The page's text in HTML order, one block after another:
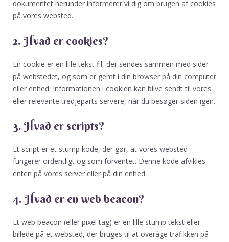
dokumentet herunder informerer vi dig om brugen af ​​cookies
på vores websted.
2. Hvad er cookies?
En cookie er en lille tekst fil, der sendes sammen med sider
på webstedet, og som er gemt i din browser på din computer
eller enhed. Informationen i cookien kan blive sendt til vores
eller relevante tredjeparts servere, når du besøger siden igen.
3. Hvad er scripts?
Et script er et stump kode, der gør, at vores websted
fungerer ordentligt og som forventet. Denne kode afvikles
enten på vores server eller på din enhed.
4. Hvad er en web beacon?
Et web beacon (eller pixel tag) er en lille stump tekst eller
billede på et websted, der bruges til at overåge trafikken på